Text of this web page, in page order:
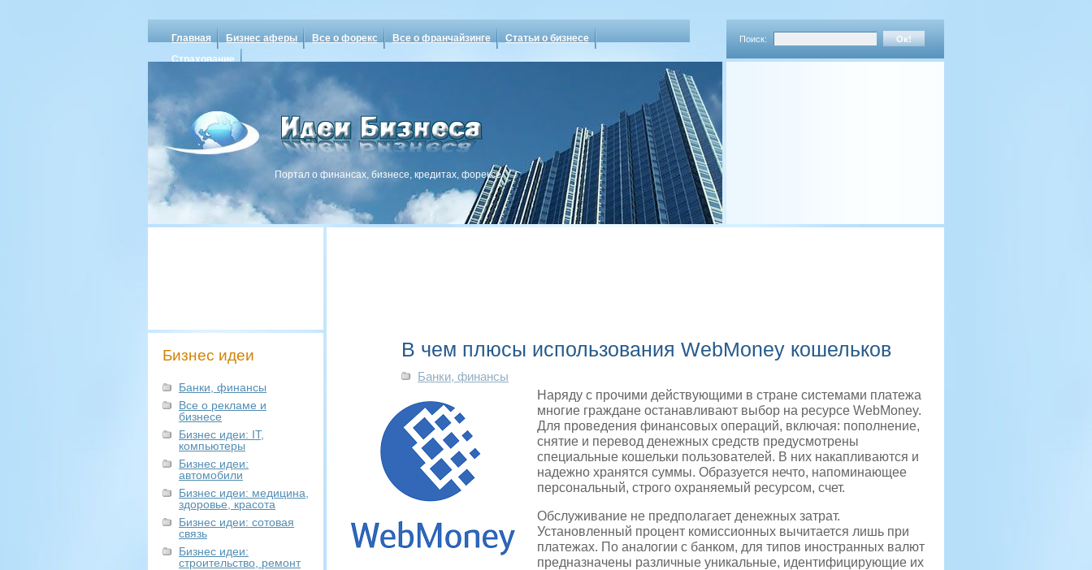
Главная Бизнес аферы Все о форекс Все о франчайзинге
Статьи о бизнесе
Страхование
Поиск:
Портал о финансах, бизнесе, кредитах, форексе
Бизнес идеи
Банки, финансы
Все о рекламе и
бизнесе
Бизнес идеи: IT,
компьютеры
Бизнес идеи:
автомобили
Бизнес идеи: медицина,
здоровье, красота
Бизнес идеи: сотовая
связь
Бизнес идеи:
строительство, ремонт
В чем плюсы использования WebMoney кошельков
Банки, финансы
Наряду с прочими действующими в стране системами платежа
многие граждане останавливают выбор на ресурсе WebMoney.
Для проведения финансовых операций, включая: пополнение,
снятие и перевод денежных средств предусмотрены
специальные кошельки пользователей. В них накапливаются и
надежно хранятся суммы. Образуется нечто, напоминающее
персональный, строго охраняемый ресурсом, счет.
Обслуживание не предполагает денежных затрат.
Установленный процент комиссионных вычитается лишь при
платежах. По аналогии с банком, для типов иностранных валют
предназначены различные уникальные, идентифицирующие их